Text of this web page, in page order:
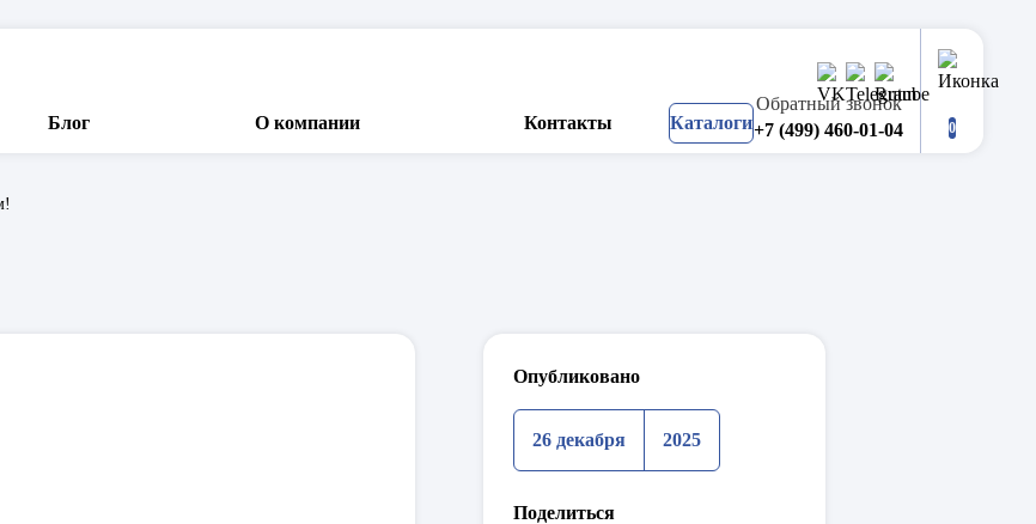
Блог О компании Контакты Каталоги
Обратный звонок
+7 (499) 460-01-04
0
Опубликовано
26 декабря 2025
Поделиться